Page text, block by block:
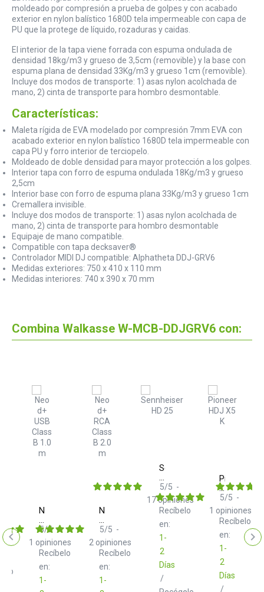
moldeado por compresión a prueba de golpes y con acabado
exterior en nylon balístico 1680D tela impermeable con capa de
PU que la protege de líquido, rozaduras y caidas.
El interior de la tapa viene forrada con espuma ondulada de
densidad 18kg/m3 y grueso de 3,5cm (removible) y la base con
espuma plana de densidad 33Kg/m3 y grueso 1cm (removible).
Incluye dos modos de transporte: 1) asas nylon acolchada de
mano, 2) cinta de transporte para hombro desmontable.
Características:
Maleta rígida de EVA modelado por compresión 7mm EVA con
acabado exterior en nylon balístico 1680D tela impermeable con
capa PU y forro interior de terciopelo.
Moldeado de doble densidad para mayor protección a los golpes.
Interior tapa con forro de espuma ondulada 18Kg/m3 y grueso
2,5cm
Interior base con forro de espuma plana 33Kg/m3 y grueso 1cm
Cremallera invisible.
Incluye dos modos de transporte: 1) asas nylon acolchada de
mano, 2) cinta de transporte para hombro desmontable
Equipaje de mano compatible.
Compatible con tapa decksaver®
Controlador MIDI DJ compatible: Alphatheta DDJ-GRV6
Medidas exteriores: 750 x 410 x 110 mm
Medidas interiores: 740 x 390 x 70 mm
Combina Walkasse W-MCB-DDJGRV6 con:
Neo
d+
USB
Class
B
1.0
m
Recíbelo
en:
1-
5/5-
1 opiniones
Neo
d+
RCA
Class
B
2.0
m
Recíbelo
en:
1-
5/5 -
2 opiniones
Sennheiser
HD
25
Recíbelo
en:
1-
2
Días
/
5/5 -
17opiniones
Pioneer
DJ
HDJ
X5
K
Black
Recíbelo
en:
1-
2
Días
/
5/5 -
1 opiniones